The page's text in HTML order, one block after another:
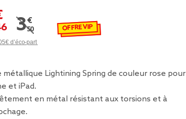
Prix remisé de 3,50 € à 2,46 €
3,50 €
d’éco-part
OFFRE VIP
métallique Lightining Spring de couleur rose pour
et iPad.
en métal résistant aux torsions et à